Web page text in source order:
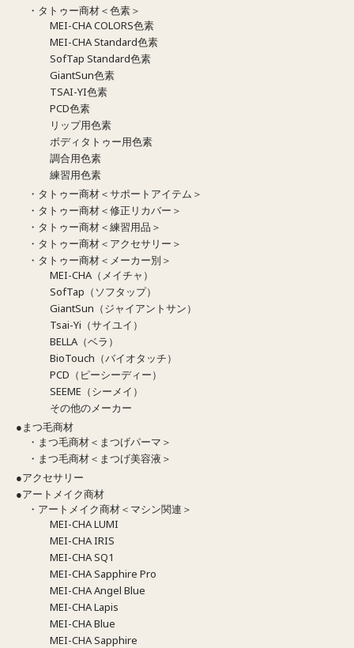
・タトゥー商材＜色素＞
MEI-CHA COLORS色素
MEI-CHA Standard色素
SofTap Standard色素
GiantSun色素
TSAI-YI色素
PCD色素
リップ用色素
ボディタトゥー用色素
調合用色素
練習用色素
・タトゥー商材＜サポートアイテム＞
・タトゥー商材＜修正リカバー＞
・タトゥー商材＜練習用品＞
・タトゥー商材＜アクセサリー＞
・タトゥー商材＜メーカー別＞
MEI-CHA（メイチャ）
SofTap（ソフタップ）
GiantSun（ジャイアントサン）
Tsai-Yi（サイユイ）
BELLA（ベラ）
BioTouch（バイオタッチ）
PCD（ピーシーディー）
SEEME（シーメイ）
その他のメーカー
●まつ毛商材
・まつ毛商材＜まつげパーマ＞
・まつ毛商材＜まつげ美容液＞
●アクセサリー
●アートメイク商材
・アートメイク商材＜マシン関連＞
MEI-CHA LUMI
MEI-CHA IRIS
MEI-CHA SQ1
MEI-CHA Sapphire Pro
MEI-CHA Angel Blue
MEI-CHA Lapis
MEI-CHA Blue
MEI-CHA Sapphire